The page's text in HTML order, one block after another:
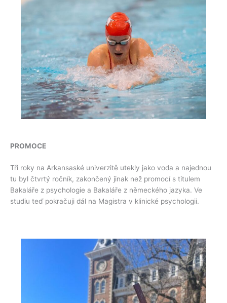
PROMOCE
Tři roky na Arkansaské univerzitě utekly jako voda a najednou
tu byl čtvrtý ročník, zakončený jinak než promocí s titulem
Bakaláře z psychologie a Bakaláře z německého jazyka. Ve
studiu teď pokračuji dál na Magistra v klinické psychologii.